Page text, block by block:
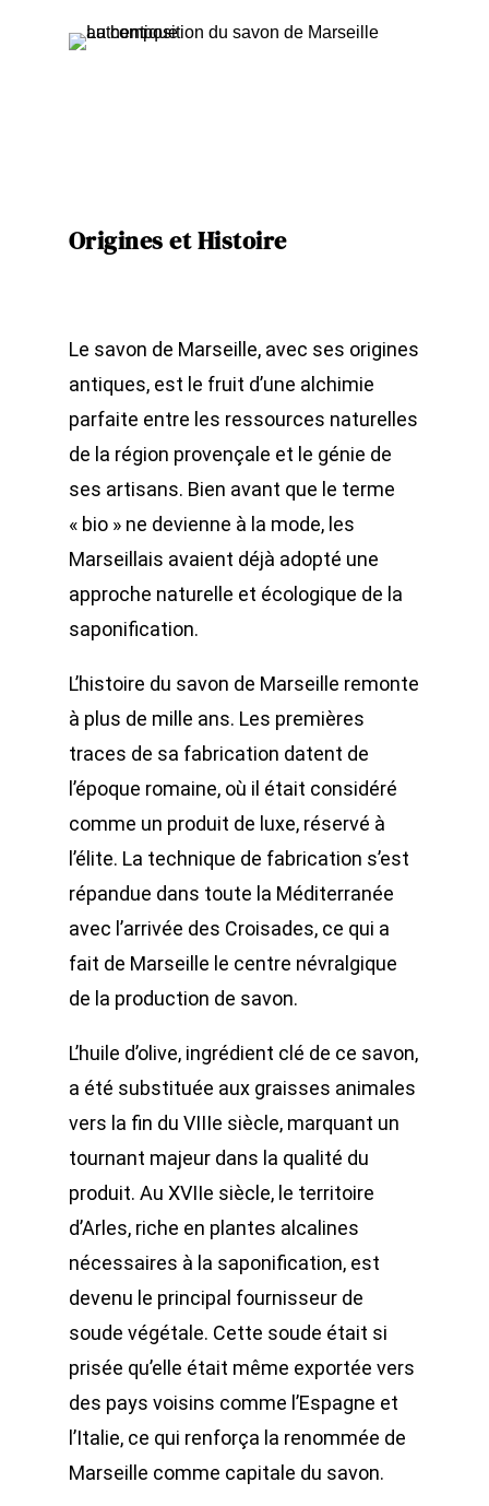
Origines et Histoire
Le savon de Marseille, avec ses origines
antiques, est le fruit d’une alchimie
parfaite entre les ressources naturelles
de la région provençale et le génie de
ses artisans. Bien avant que le terme
« bio » ne devienne à la mode, les
Marseillais avaient déjà adopté une
approche naturelle et écologique de la
saponification.
L’histoire du savon de Marseille remonte
à plus de mille ans. Les premières
traces de sa fabrication datent de
l’époque romaine, où il était considéré
comme un produit de luxe, réservé à
l’élite. La technique de fabrication s’est
répandue dans toute la Méditerranée
avec l’arrivée des Croisades, ce qui a
fait de Marseille le centre névralgique
de la production de savon.
L’huile d’olive, ingrédient clé de ce savon,
a été substituée aux graisses animales
vers la fin du VIIIe siècle, marquant un
tournant majeur dans la qualité du
produit. Au XVIIe siècle, le territoire
d’Arles, riche en plantes alcalines
nécessaires à la saponification, est
devenu le principal fournisseur de
soude végétale. Cette soude était si
prisée qu’elle était même exportée vers
des pays voisins comme l’Espagne et
l’Italie, ce qui renforça la renommée de
Marseille comme capitale du savon.